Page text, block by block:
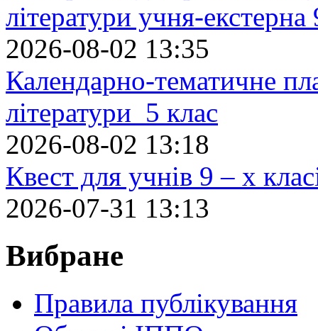
літератури учня-екстерна
2026-08-02 13:35
Календарно-тематичне
літератури 5 клас
2026-08-02 13:18
Квест для учнів 9 – х
2026-07-31 13:13
Вибране
Правила публікування